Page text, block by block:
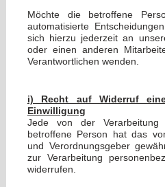
Möchte die betroffene
automatisierte
sich hierzu jederzeit an
oder einen anderen
Verantwortlichen wenden.
i) Recht auf Widerruf
Einwilligung
Jede von der Verarbeitung
betroffene Person hat das
und Verordnungsgeber
zur Verarbeitung
widerrufen.